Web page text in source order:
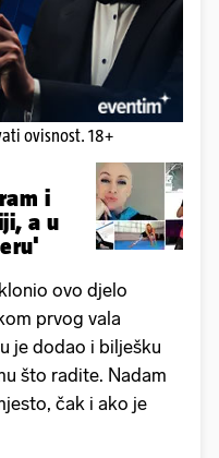
ovisnost. 18+
i
a u
ovo djelo
prvog vala
je dodao i bilješku
što radite. Nadam
čak i ako je